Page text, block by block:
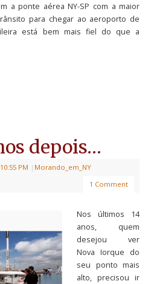
a ponte aérea NY-SP com a maior
para chegar ao aeroporto de
está bem mais fiel do que a
depois…
PM | Morando_em_NY
1 Comment
Nos últimos 14
anos, quem
desejou ver
Nova Iorque do
seu ponto mais
alto, precisou ir